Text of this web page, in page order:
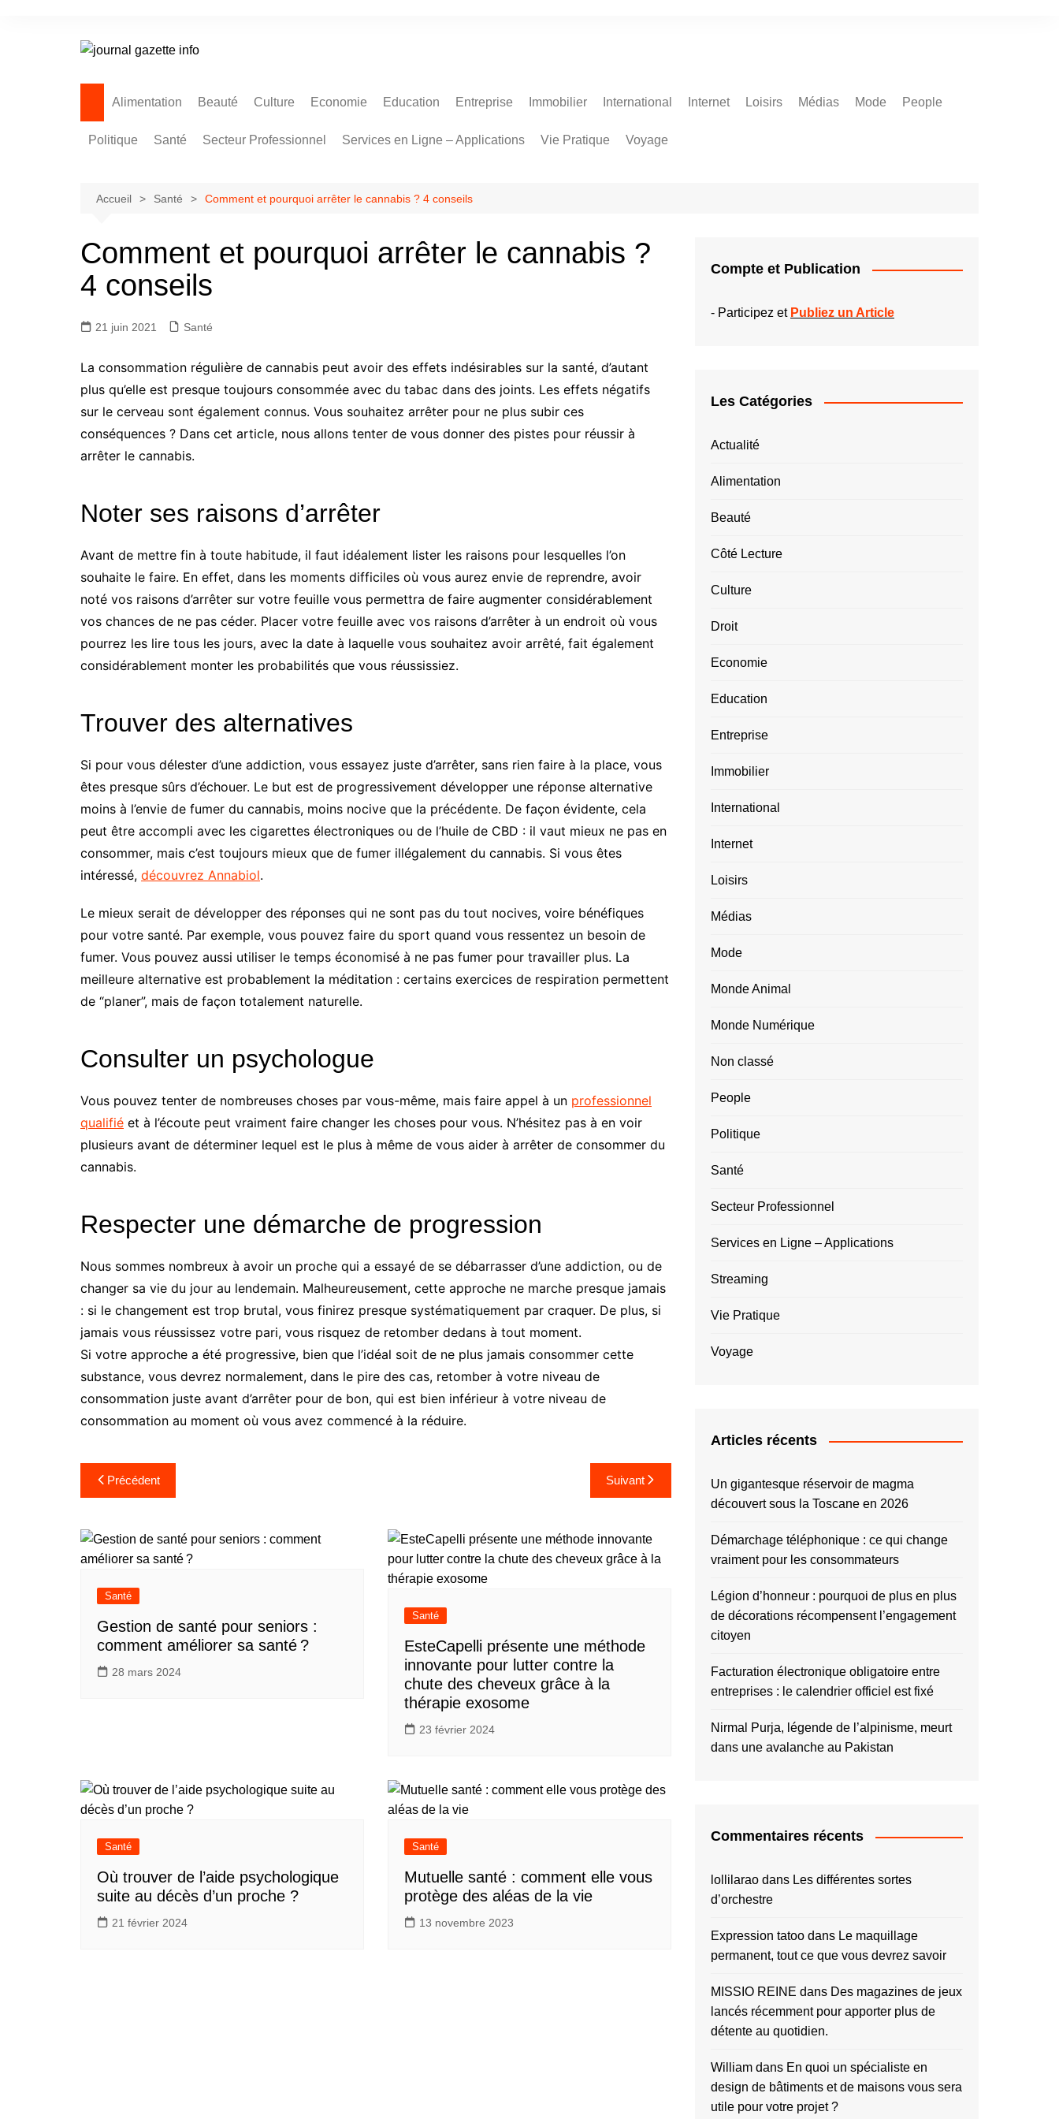
Alimentation Beauté Culture Economie Education Entreprise Immobilier International Internet Loisirs Médias Mode People
Politique Santé Secteur Professionnel Services en Ligne – Applications Vie Pratique Voyage
Accueil Santé Comment et pourquoi arrêter le cannabis ? 4 conseils
Comment et pourquoi arrêter le cannabis ?
4 conseils
21 juin 2021 Santé
La consommation régulière de cannabis peut avoir des effets indésirables sur la santé, d’autant
plus qu’elle est presque toujours consommée avec du tabac dans des joints. Les effets négatifs
sur le cerveau sont également connus. Vous souhaitez arrêter pour ne plus subir ces
conséquences ? Dans cet article, nous allons tenter de vous donner des pistes pour réussir à
arrêter le cannabis.
Noter ses raisons d’arrêter
Avant de mettre fin à toute habitude, il faut idéalement lister les raisons pour lesquelles l’on
souhaite le faire. En effet, dans les moments difficiles où vous aurez envie de reprendre, avoir
noté vos raisons d’arrêter sur votre feuille vous permettra de faire augmenter considérablement
vos chances de ne pas céder. Placer votre feuille avec vos raisons d’arrêter à un endroit où vous
pourrez les lire tous les jours, avec la date à laquelle vous souhaitez avoir arrêté, fait également
considérablement monter les probabilités que vous réussissiez.
Trouver des alternatives
Si pour vous délester d’une addiction, vous essayez juste d’arrêter, sans rien faire à la place, vous
êtes presque sûrs d’échouer. Le but est de progressivement développer une réponse alternative
moins à l’envie de fumer du cannabis, moins nocive que la précédente. De façon évidente, cela
peut être accompli avec les cigarettes électroniques ou de l’huile de CBD : il vaut mieux ne pas en
consommer, mais c’est toujours mieux que de fumer illégalement du cannabis. Si vous êtes
intéressé, découvrez Annabiol.
Le mieux serait de développer des réponses qui ne sont pas du tout nocives, voire bénéfiques
pour votre santé. Par exemple, vous pouvez faire du sport quand vous ressentez un besoin de
fumer. Vous pouvez aussi utiliser le temps économisé à ne pas fumer pour travailler plus. La
meilleure alternative est probablement la méditation : certains exercices de respiration permettent
de “planer”, mais de façon totalement naturelle.
Consulter un psychologue
Vous pouvez tenter de nombreuses choses par vous-même, mais faire appel à un professionnel
qualifié et à l’écoute peut vraiment faire changer les choses pour vous. N’hésitez pas à en voir
plusieurs avant de déterminer lequel est le plus à même de vous aider à arrêter de consommer du
cannabis.
Respecter une démarche de progression
Nous sommes nombreux à avoir un proche qui a essayé de se débarrasser d’une addiction, ou de
changer sa vie du jour au lendemain. Malheureusement, cette approche ne marche presque jamais
: si le changement est trop brutal, vous finirez presque systématiquement par craquer. De plus, si
jamais vous réussissez votre pari, vous risquez de retomber dedans à tout moment.
Si votre approche a été progressive, bien que l’idéal soit de ne plus jamais consommer cette
substance, vous devrez normalement, dans le pire des cas, retomber à votre niveau de
consommation juste avant d’arrêter pour de bon, qui est bien inférieur à votre niveau de
consommation au moment où vous avez commencé à la réduire.
Navigation
de
l’article
Précédent Suivant
Santé
Gestion de santé pour seniors :
comment améliorer sa santé ?
28 mars 2024
Santé
EsteCapelli présente une méthode
innovante pour lutter contre la
chute des cheveux grâce à la
thérapie exosome
23 février 2024
Santé
Où trouver de l’aide psychologique
suite au décès d’un proche ?
21 février 2024
Santé
Mutuelle santé : comment elle vous
protège des aléas de la vie
13 novembre 2023
Compte et Publication
- Participez et Publiez un Article
Les Catégories
Actualité
Alimentation
Beauté
Côté Lecture
Culture
Droit
Economie
Education
Entreprise
Immobilier
International
Internet
Loisirs
Médias
Mode
Monde Animal
Monde Numérique
Non classé
People
Politique
Santé
Secteur Professionnel
Services en Ligne – Applications
Streaming
Vie Pratique
Voyage
Articles récents
Un gigantesque réservoir de magma
découvert sous la Toscane en 2026
Démarchage téléphonique : ce qui change
vraiment pour les consommateurs
Légion d’honneur : pourquoi de plus en plus
de décorations récompensent l’engagement
citoyen
Facturation électronique obligatoire entre
entreprises : le calendrier officiel est fixé
Nirmal Purja, légende de l’alpinisme, meurt
dans une avalanche au Pakistan
Commentaires récents
lollilarao dans Les différentes sortes
d’orchestre
Expression tatoo dans Le maquillage
permanent, tout ce que vous devrez savoir
MISSIO REINE dans Des magazines de jeux
lancés récemment pour apporter plus de
détente au quotidien.
William dans En quoi un spécialiste en
design de bâtiments et de maisons vous sera
utile pour votre projet ?